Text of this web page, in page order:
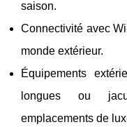
saison.
Connectivité avec
monde extérieur.
Équipements
longues ou
emplacements de